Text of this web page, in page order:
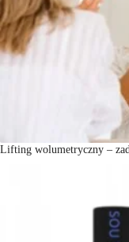
Lifting wolumetryczny –